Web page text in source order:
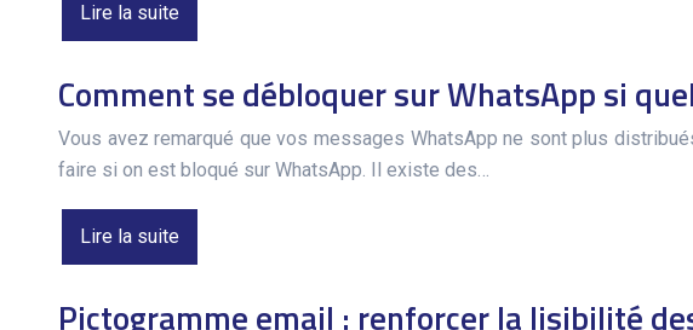
Lire la suite
Comment se débloquer sur WhatsApp si
Vous avez remarqué que vos messages WhatsApp ne sont plus
faire si on est bloqué sur WhatsApp. Il existe des…
Lire la suite
Pictogramme email : renforcer la lisibilité